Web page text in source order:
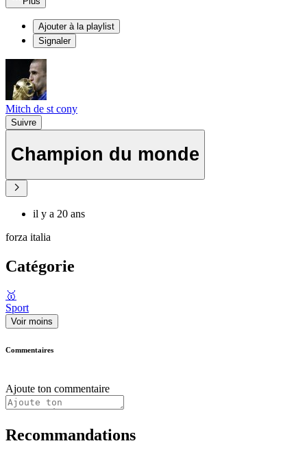
Ajouter à la playlist
Signaler
Mitch de st cony
Suivre
Champion du monde
il y a 20 ans
forza italia
Catégorie
🥇
Sport
Voir moins
Commentaires
Ajoute ton commentaire
Recommandations